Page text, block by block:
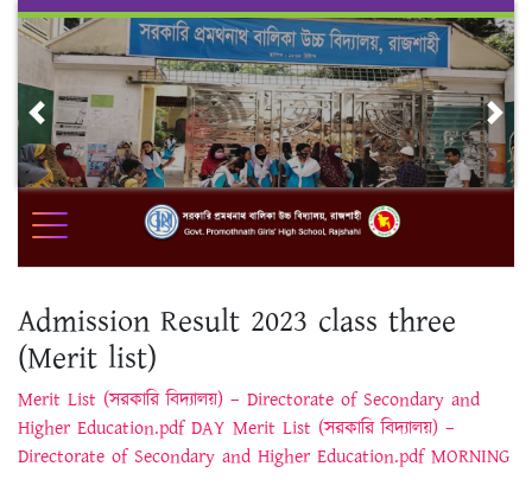
Skip
content
Previous
Admission Result 2023 class three
(Merit list)
Merit List (সরকারি বিদ্যালয়) – Directorate of Secondary and
Higher Education.pdf DAY Merit List (সরকারি বিদ্যালয়) –
Directorate of Secondary and Higher Education.pdf MORNING